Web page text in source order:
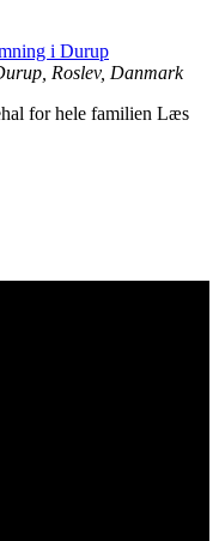
i Durup
Roslev, Danmark
for hele familien Læs